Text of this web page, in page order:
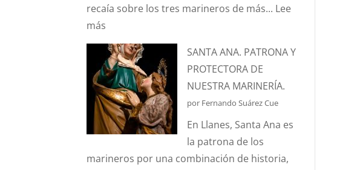
recaía sobre los tres marineros de más... Lee
más
¿CONOCÉIS
LA
ANÉCDOTA
DEL
ESTANDARTE
DE
ANA?
SANTA ANA. PATRONA Y
PROTECTORA DE
NUESTRA MARINERÍA.
por Fernando Suárez Cue
En Llanes, Santa Ana es
la patrona de los
marineros por una combinación de historia,